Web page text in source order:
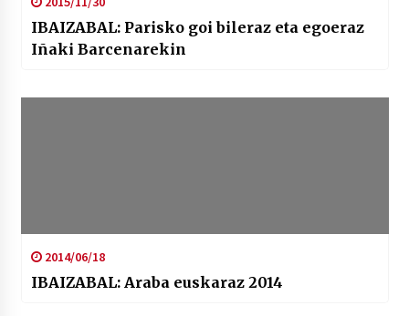
IBAIZABAL: Parisko goi bileraz eta egoeraz
Iñaki Barcenarekin
2014/06/18
IBAIZABAL: Araba euskaraz 2014